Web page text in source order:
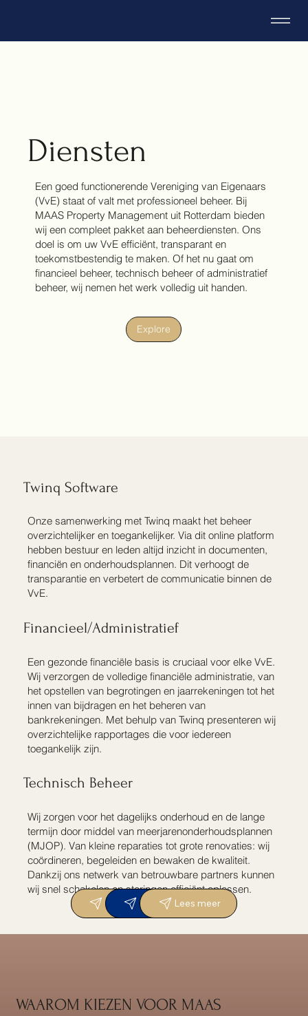
Diensten
Een goed functionerende Vereniging van Eigenaars
(VvE) staat of valt met professioneel beheer. Bij
MAAS Property Management uit Rotterdam bieden
wij een compleet pakket aan beheerdiensten. Ons
doel is om uw VvE efficiënt, transparant en
toekomstbestendig te maken. Of het nu gaat om
financieel beheer, technisch beheer of administratief
beheer, wij nemen het werk volledig uit handen.
Explore
Twinq Software
Onze samenwerking met Twinq maakt het beheer
overzichtelijker en toegankelijker. Via dit online platform
hebben bestuur en leden altijd inzicht in documenten,
financiën en onderhoudsplannen. Dit verhoogt de
transparantie en verbetert de communicatie binnen de
VvE.
Financieel/Administratief
Een gezonde financiële basis is cruciaal voor elke VvE.
Wij verzorgen de volledige financiële administratie, van
het opstellen van begrotingen en jaarrekeningen tot het
innen van bijdragen en het beheren van
bankrekeningen. Met behulp van Twinq presenteren wij
overzichtelijke rapportages die voor iedereen
toegankelijk zijn.
Technisch Beheer
Wij zorgen voor het dagelijks onderhoud en de lange
termijn door middel van meerjarenonderhoudsplannen
(MJOP). Van kleine reparaties tot grote renovaties: wij
coördineren, begeleiden en bewaken de kwaliteit.
Dankzij ons netwerk van betrouwbare partners kunnen
wij snel schakelen en storingen efficiënt oplossen.
Lees meerLees meerLees meer
WAAROM KIEZEN VOOR MAAS